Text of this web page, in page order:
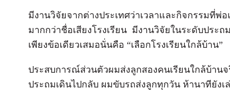
มีงานวิจัยจากต่างประเทศว่าเวลาและกิจกรรมที่
มากกว่าชื่อเสียงโรงเรียน มีงานวิจัยในระดับปร
เพียงข้อเดียวเสมอนั่นคือ “เลือกโรงเรียนใกล้บ้าน”
ประสบการณ์ส่วนตัวผมส่งลูกสองคนเรียนใกล้บ้าน
ประถมเดินไปกลับ ผมขับรถส่งลูกทุกวัน ห้านาทียังเ